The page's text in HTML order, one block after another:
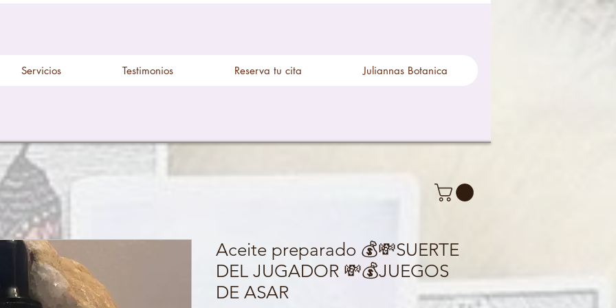
Servicios Testimonios Reserva tu cita Juliannas Botanica
Aceite preparado 💰💸SUERTE
DEL JUGADOR 💸💰JUEGOS
DE ASAR